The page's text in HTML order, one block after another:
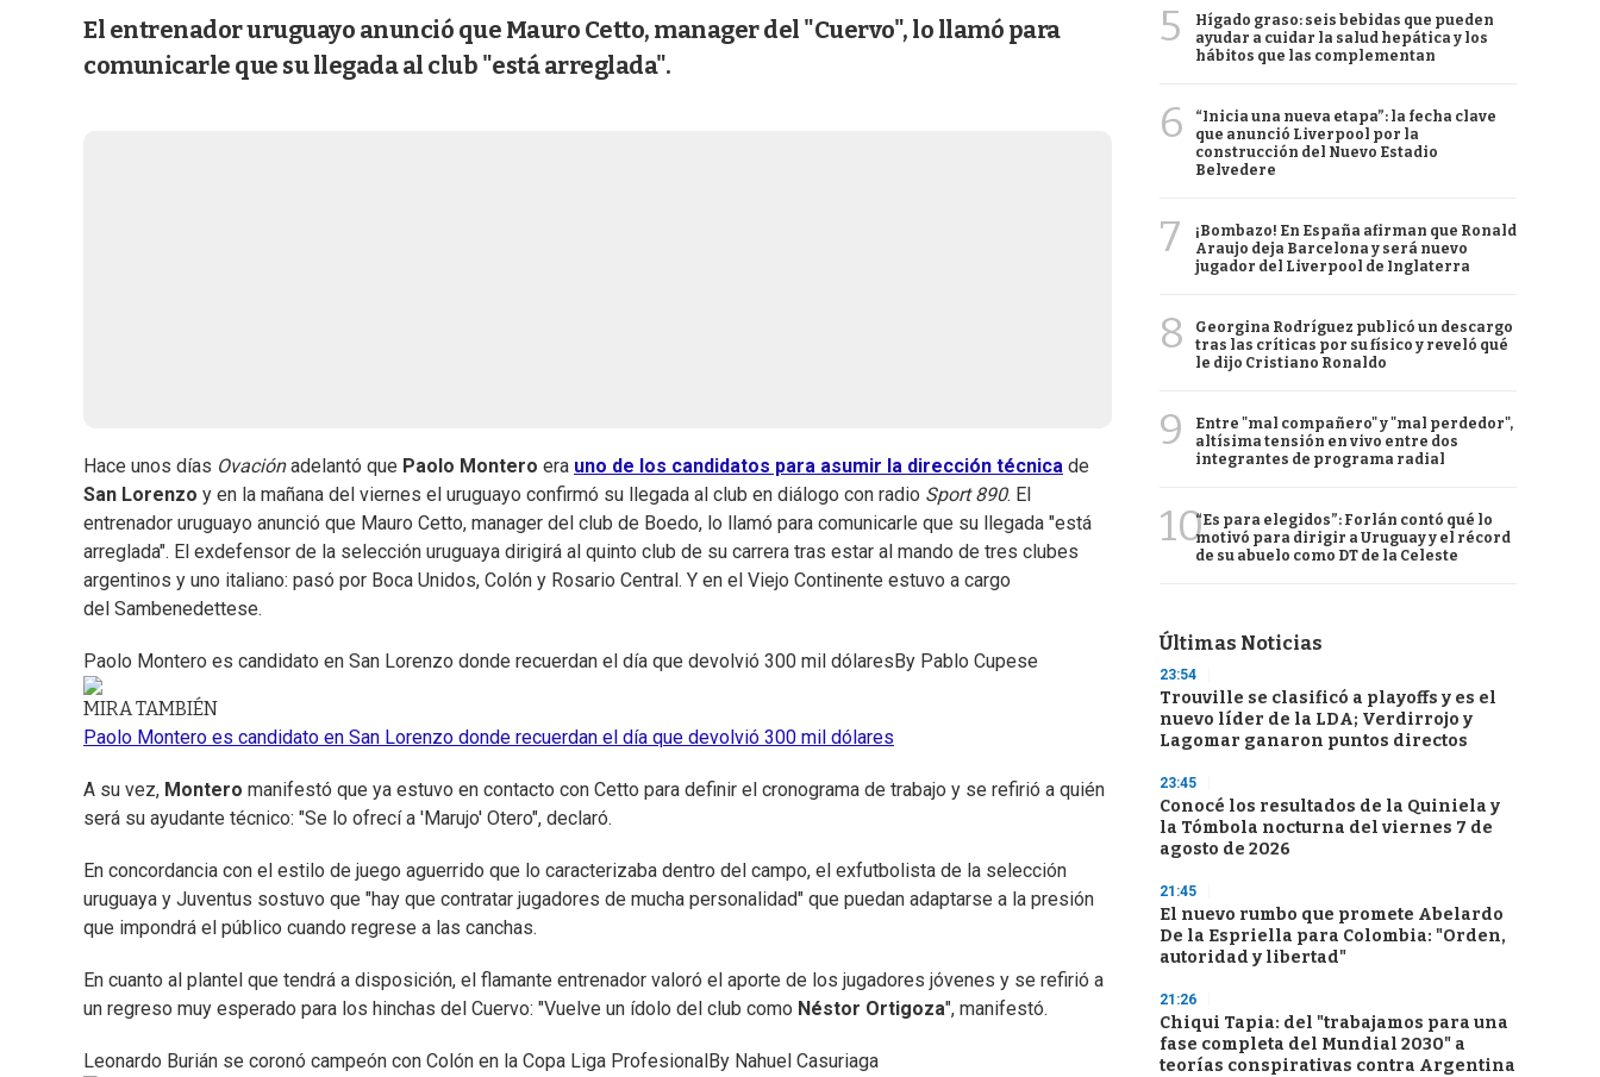
El entrenador uruguayo anunció que Mauro Cetto, manager del "Cuervo", lo llamó para
comunicarle que su llegada al club "está arreglada".
Hace unos días Ovaciónadelantó que Paolo Montero era uno de los candidatos para asumir la dirección técnica de
San Lorenzo y en la mañana del viernes el uruguayo confirmó su llegada al club en diálogo con radio Sport 890. El
entrenador uruguayo anunció que Mauro Cetto, manager del club de Boedo, lo llamó para comunicarle que su llegada "está
arreglada". El exdefensor de la selección uruguaya dirigirá al quinto club de su carrera tras estar al mando de tres clubes
argentinos y uno italiano: pasó por Boca Unidos, Colón y Rosario Central. Y en el Viejo Continente estuvo a cargo
del Sambenedettese.
Paolo Montero es candidato en San Lorenzo donde recuerdan el día que devolvió 300 mil dólares By Pablo Cupese
MIRA TAMBIÉN
Paolo Montero es candidato en San Lorenzo donde recuerdan el día que devolvió 300 mil dólares
A su vez, Montero manifestó que ya estuvo en contacto con Cetto para definir el cronograma de trabajo y se refirió a quién
será su ayudante técnico: "Se lo ofrecí a 'Marujo' Otero", declaró.
En concordancia con el estilo de juego aguerrido que lo caracterizaba dentro del campo, el exfutbolista de la selección
uruguaya y Juventus sostuvo que "hay que contratar jugadores de mucha personalidad" que puedan adaptarse a la presión
que impondrá el público cuando regrese a las canchas.
En cuanto al plantel que tendrá a disposición, el flamante entrenador valoró el aporte de los jugadores jóvenes y se refirió a
un regreso muy esperado para los hinchas del Cuervo: "Vuelve un ídolo del club como Néstor Ortigoza", manifestó.
Leonardo Burián se coronó campeón con Colón en la Copa Liga Profesional By Nahuel Casuriaga
5
Hígado graso: seis bebidas que pueden
ayudar a cuidar la salud hepática y los
hábitos que las complementan
6
“Inicia una nueva etapa”: la fecha clave
que anunció Liverpool por la
construcción del Nuevo Estadio
Belvedere
7
¡Bombazo! En España afirman que Ronald
Araujo deja Barcelona y será nuevo
jugador del Liverpool de Inglaterra
8
Georgina Rodríguez publicó un descargo
tras las críticas por su físico y reveló qué
le dijo Cristiano Ronaldo
9
Entre "mal compañero" y "mal perdedor",
altísima tensión en vivo entre dos
integrantes de programa radial
10“Es para elegidos”: Forlán contó qué lo
motivó para dirigir a Uruguay y el récord
de su abuelo como DT de la Celeste
Últimas Noticias
23:54
Trouville se clasificó a playoffs y es el
nuevo líder de la LDA; Verdirrojo y
Lagomar ganaron puntos directos
23:45
Conocé los resultados de la Quiniela y
la Tómbola nocturna del viernes 7 de
agosto de 2026
21:45
El nuevo rumbo que promete Abelardo
De la Espriella para Colombia: "Orden,
autoridad y libertad"
21:26
Chiqui Tapia: del "trabajamos para una
fase completa del Mundial 2030" a
teorías conspirativas contra Argentina